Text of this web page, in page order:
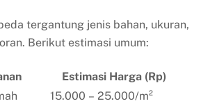
tergantung jenis bahan, ukuran,
Berikut estimasi umum:
Estimasi Harga (Rp)
15.000 – 25.000/m²